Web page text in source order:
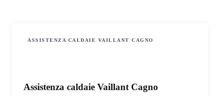
ASSISTENZA CALDAIE VAILLANT CAGNO
Assistenza caldaie Vaillant Cagno